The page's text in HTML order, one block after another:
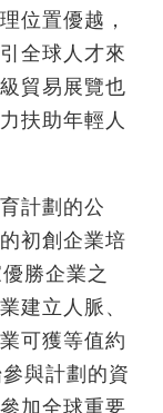
位置優越，
全球人才來
貿易展覽也
扶助年輕人
計劃的公
初創企業培
勝企業之
建立人脈、
可獲等值約
與計劃的資
加全球重要